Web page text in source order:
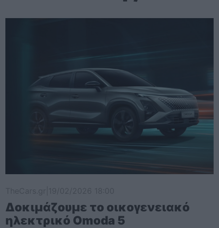
Δοκιμάζουμε το οικογενειακό
ηλεκτρικό Omoda 5